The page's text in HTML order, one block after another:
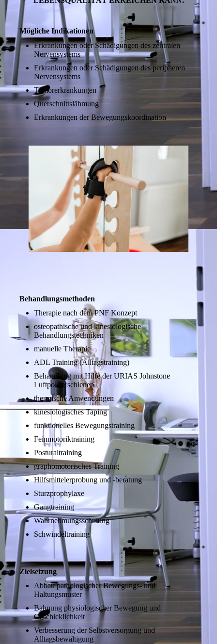
Mögliche Indikationen
Erkrankungen oder Schädigungen des zentralen
Nervensystems
Erkrankungen oder Schädigungen des peripheren
Nervensystems
Tumorerkrankungen
Querschnittslähmung
Erkrankungen der Bewegungskoordination
Behandlungsmethoden
Therapie nach dem PNF Konzept
osteopathische und kinesiologische
Behandlungstechniken
manuelle Therapie
ADL Training (Alltagstraining)
Behandlung mit Hilfe der URIAS Johnstone
Luftpolsterschienen
thermische Anwendungen
kinesiologisches Taping
funktionelles Bewegungstraining
Feinmotoriktraining
Posturaltraining
graphomotorisches Training
Hilfsmittelerprobung und -beratung
Sturzprophylaxe
Gangtraining
Wahrnehmungsschulung
Schwindeltraining
Zielsetzung
Abbau pathologischer Bewegungs- und
Haltungsmuster
Bahnung physiologischer Bewegung und
Geschicklichkeit
Verbesserung der Selbstversorgung und
Alltagsbewältigung